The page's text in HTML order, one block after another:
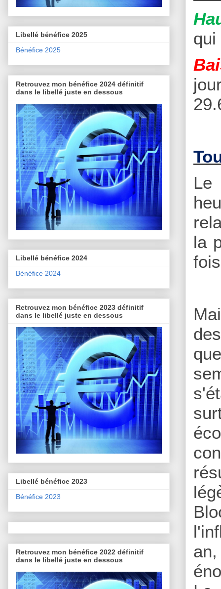
qui
Le
la
Libellé bénéfice 2025
Bénéfice 2025
Retrouvez mon bénéfice 2024 définitif
dans le libellé juste en dessous
Libellé bénéfice 2024
Bénéfice 2024
Retrouvez mon bénéfice 2023 définitif
dans le libellé juste en dessous
Libellé bénéfice 2023
Bénéfice 2023
Retrouvez mon bénéfice 2022 définitif
dans le libellé juste en dessous